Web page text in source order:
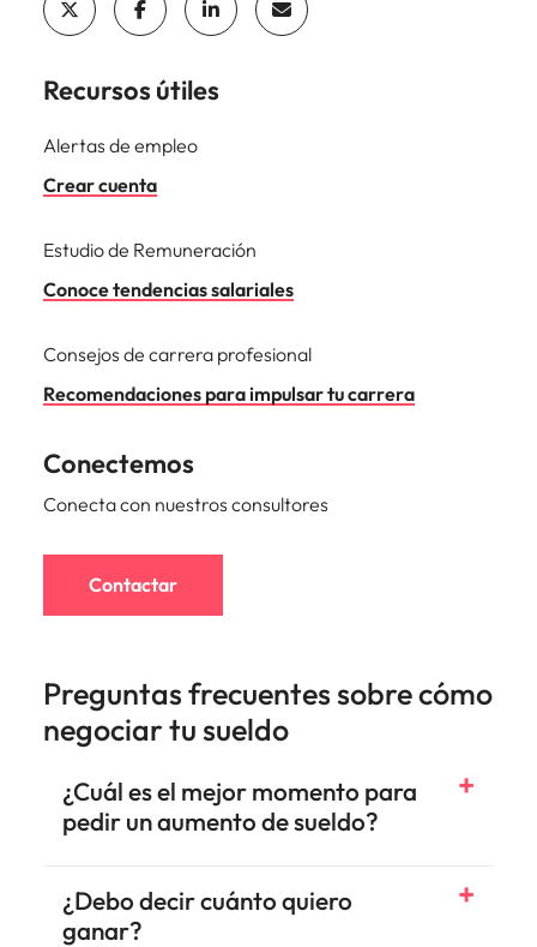
Recursos útiles
Alertas de empleo
Crear cuenta
Estudio de Remuneración
Conoce tendencias salariales
Consejos de carrera profesional
Recomendaciones para impulsar tu carrera
Conectemos
Conecta con nuestros consultores
Contactar
Preguntas frecuentes sobre cómo
negociar tu sueldo
¿Cuál es el mejor momento para
pedir un aumento de sueldo?
¿Debo decir cuánto quiero
ganar?